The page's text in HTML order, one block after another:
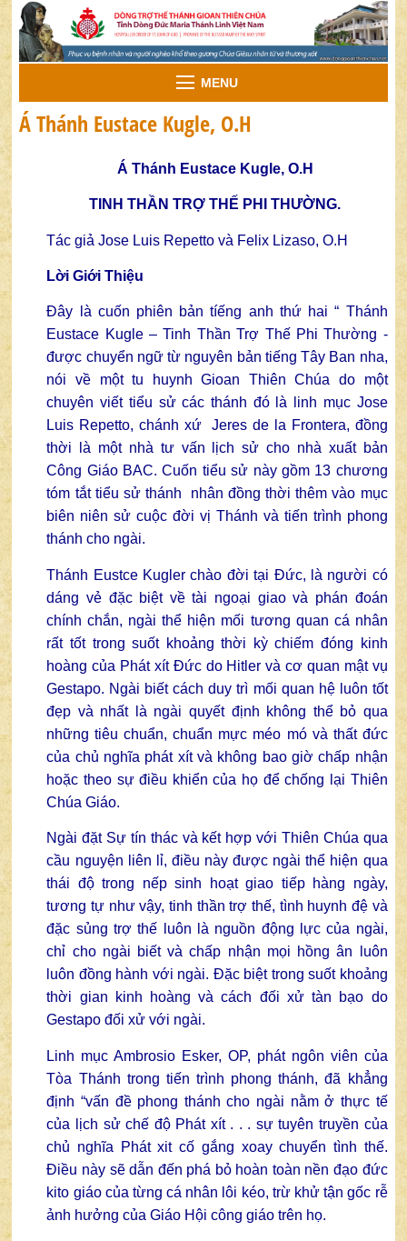
MENU
Á Thánh Eustace Kugle, O.H
Á Thánh Eustace Kugle, O.H
TINH THẦN TRỢ THẾ PHI THƯỜNG.
Tác giả Jose Luis Repetto và Felix Lizaso, O.H
Lời Giới Thiệu
Đây là cuốn phiên bản tíếng anh thứ hai “ Thánh
Eustace Kugle – Tinh Thần Trợ Thế Phi Thường -
được chuyển ngữ từ nguyên bản tiếng Tây Ban nha,
nói về một tu huynh Gioan Thiên Chúa do một
chuyên viết tiểu sử các thánh đó là linh mục Jose
Luis Repetto, chánh xứ Jeres de la Frontera, đồng
thời là một nhà tư vấn lịch sử cho nhà xuất bản
Công Giáo BAC. Cuốn tiểu sử này gồm 13 chương
tóm tắt tiểu sử thánh nhân đồng thời thêm vào mục
biên niên sử cuộc đời vị Thánh và tiến trình phong
thánh cho ngài.
Thánh Eustce Kugler chào đời tại Đức, là người có
dáng vẻ đặc biệt về tài ngoại giao và phán đoán
chính chắn, ngài thể hiện mối tương quan cá nhân
rất tốt trong suốt khoảng thời kỳ chiếm đóng kinh
hoàng của Phát xít Đức do Hitler và cơ quan mật vụ
Gestapo. Ngài biết cách duy trì mối quan hệ luôn tốt
đẹp và nhất là ngài quyết định không thể bỏ qua
những tiêu chuẩn, chuẩn mực méo mó và thất đức
của chủ nghĩa phát xít và không bao giờ chấp nhận
hoặc theo sự điều khiển của họ để chống lại Thiên
Chúa Giáo.
Ngài đặt Sự tín thác và kết hợp với Thiên Chúa qua
cầu nguyện liên lỉ, điều này được ngài thể hiện qua
thái độ trong nếp sinh hoạt giao tiếp hàng ngày,
tương tự như vậy, tinh thần trợ thế, tình huynh đệ và
đặc sủng trợ thế luôn là nguồn động lực của ngài,
chỉ cho ngài biết và chấp nhận mọi hồng ân luôn
luôn đồng hành với ngài. Đặc biệt trong suốt khoảng
thời gian kinh hoàng và cách đối xử tàn bạo do
Gestapo đối xử với ngài.
Linh mục Ambrosio Esker, OP, phát ngôn viên của
Tòa Thánh trong tiến trình phong thánh, đã khẳng
định “vấn đề phong thánh cho ngài nằm ở thực tế
của lịch sử chế độ Phát xít . . . sự tuyên truyền của
chủ nghĩa Phát xit cố gắng xoay chuyển tình thế.
Điều này sẽ dẫn đến phá bỏ hoàn toàn nền đạo đức
kito giáo của từng cá nhân lôi kéo, trừ khử tận gốc rễ
ảnh hưởng của Giáo Hội công giáo trên họ.